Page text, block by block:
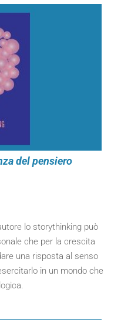
del pensiero
lo storythinking può
che per la crescita
una risposta al senso
in un mondo che